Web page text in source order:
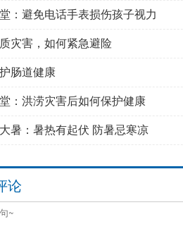
：避免电话手表损伤孩子视力
灾害，如何紧急避险
肠道健康
：洪涝灾害后如何保护健康
暑：暑热有起伏 防暑忌寒凉
论